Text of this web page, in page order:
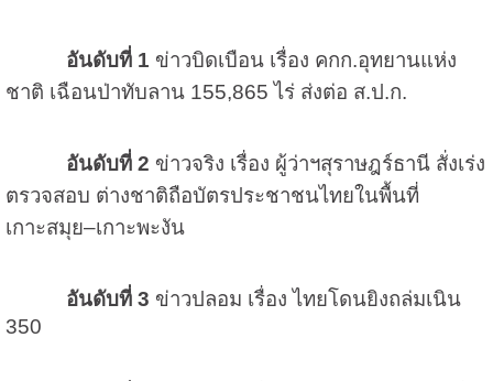
อันดับที่ 1 ข่าวบิดเบือน เรื่อง คกก.อุทยานแห่ง
ชาติ เฉือนป่าทับลาน 155,865 ไร่ ส่งต่อ ส.ป.ก.
อันดับที่ 2 ข่าวจริง เรื่อง ผู้ว่าฯสุราษฎร์ธานี สั่งเร่ง
ตรวจสอบ ต่างชาติถือบัตรประชาชนไทยในพื้นที่
เกาะสมุย–เกาะพะงัน
อันดับที่ 3 ข่าวปลอม เรื่อง ไทยโดนยิงถล่มเนิน
350